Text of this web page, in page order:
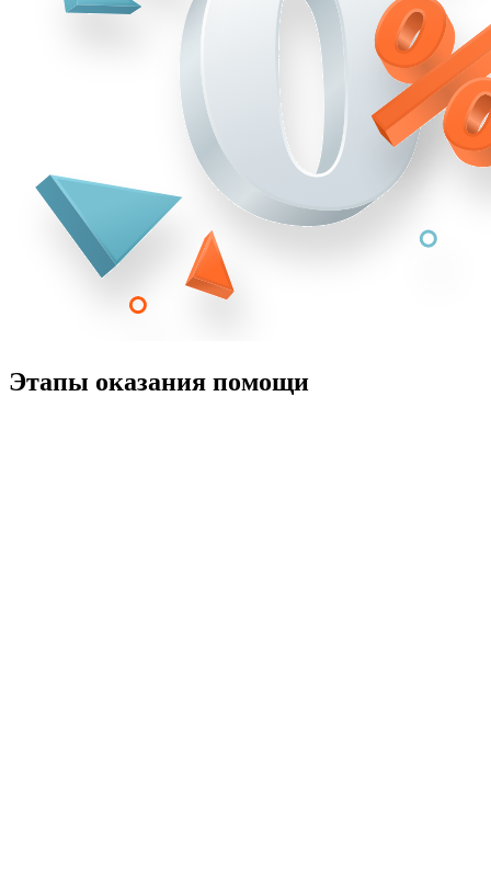
Этапы оказания помощи